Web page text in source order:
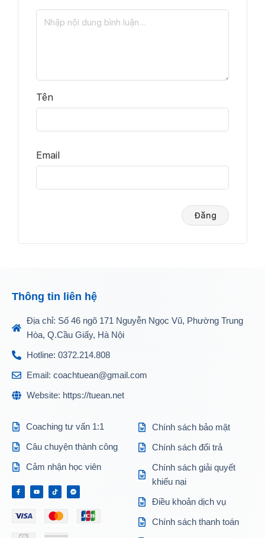
Tên
Email
Thông tin liên hệ
Địa chỉ: Số 46 ngõ 171 Nguyễn Ngọc Vũ, Phường Trung
Hòa, Q.Cầu Giấy, Hà Nội
Hotline: 0372.214.808
Email: coachtuean@gmail.com
Website: https://tuean.net
Coaching tư vấn 1:1
Câu chuyện thành công
Cảm nhận học viên
Chính sách bảo mật
Chính sách đổi trả
Chính sách giải quyết
khiếu nại
Điều khoản dịch vụ
Chính sách thanh toán